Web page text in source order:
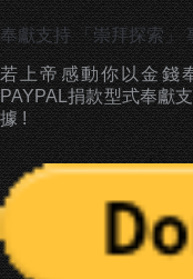
奉獻支持 「崇拜探索」
若上帝感動你以金錢
PAYPAL捐款型式奉獻
據 !